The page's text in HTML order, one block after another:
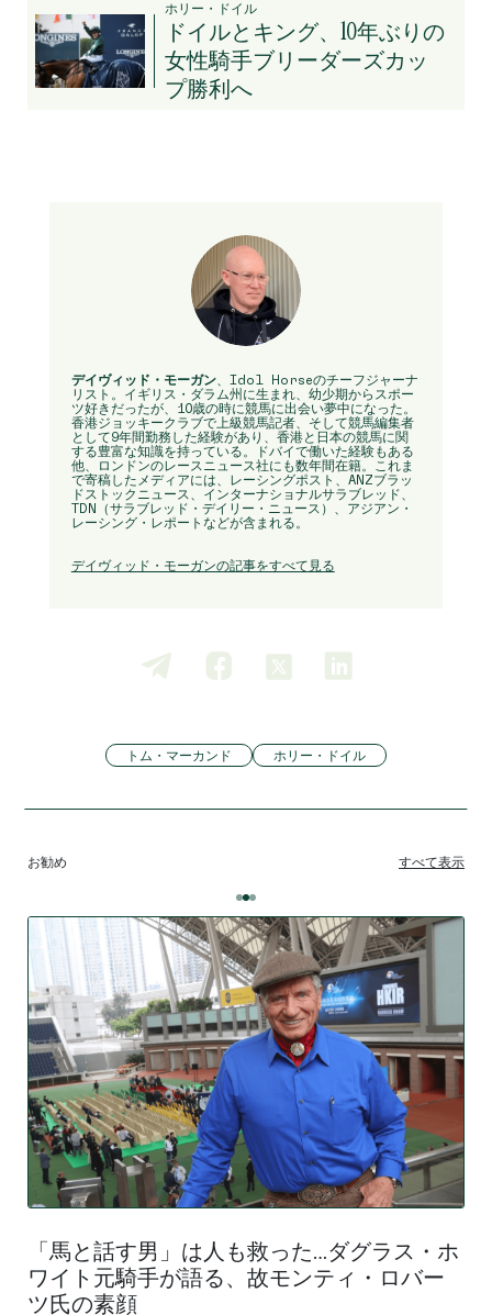
ホリー・ドイル
ドイルとキング、10年ぶりの
女性騎手ブリーダーズカッ
プ勝利へ
デイヴィッド・モーガン、Idol Horseのチーフジャーナ
リスト。イギリス・ダラム州に生まれ、幼少期からスポー
ツ好きだったが、10歳の時に競馬に出会い夢中になった。
香港ジョッキークラブで上級競馬記者、そして競馬編集者
として9年間勤務した経験があり、香港と日本の競馬に関
する豊富な知識を持っている。ドバイで働いた経験もある
他、ロンドンのレースニュース社にも数年間在籍。これま
で寄稿したメディアには、レーシングポスト、ANZブラッ
ドストックニュース、インターナショナルサラブレッド、
TDN（サラブレッド・デイリー・ニュース）、アジアン・
レーシング・レポートなどが含まれる。
デイヴィッド・モーガンの記事をすべて見る
トム・マーカンド ホリー・ドイル
お勧め すべて表示
「馬と話す男」は人も救った…ダグラス・ホ
ワイト元騎手が語る、故モンティ・ロバー
ツ氏の素顔